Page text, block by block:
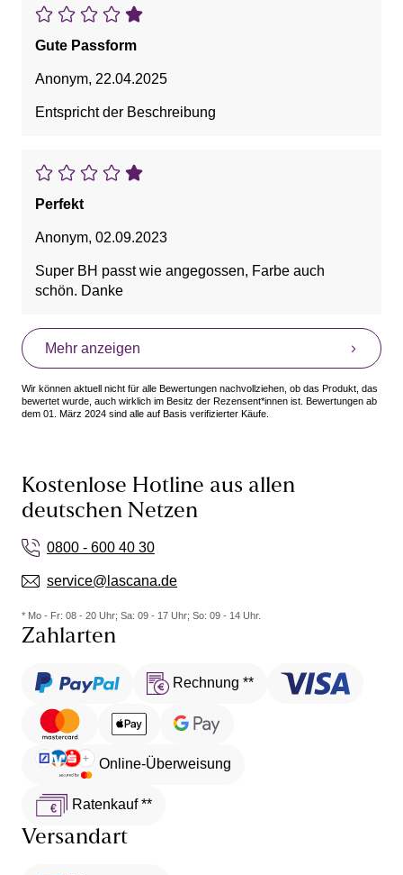
Ich würde ihn mir wieder kaufen gerne auch in
anderen Farben.
Gute Passform
Anonym, 22.04.2025
Entspricht der Beschreibung
Perfekt
Anonym, 02.09.2023
Super BH passt wie angegossen, Farbe auch
schön. Danke
Mehr anzeigen
Wir können aktuell nicht für alle Bewertungen nachvollziehen, ob das Produkt, das
bewertet wurde, auch wirklich im Besitz der Rezensent*innen ist. Bewertungen ab
dem 01. März 2024 sind alle auf Basis verifizierter Käufe.
Kostenlose Hotline aus allen
deutschen Netzen
0800 - 600 40 30
service@lascana.de
* Mo - Fr: 08 - 20 Uhr; Sa: 09 - 17 Uhr; So: 09 - 14 Uhr.
Zahlarten
Rechnung **
Online-Überweisung
Ratenkauf **
Versandart